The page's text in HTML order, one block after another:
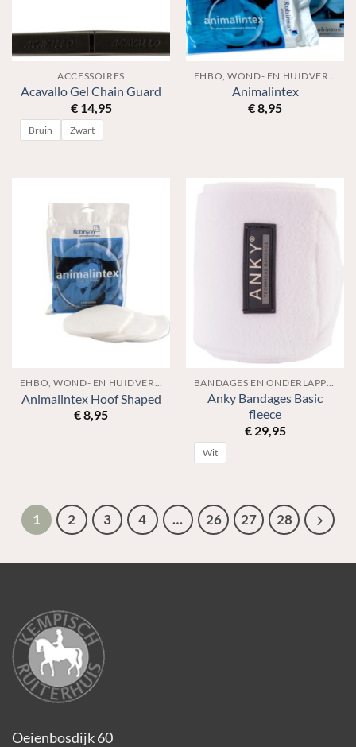
ACCESSOIRES
Acavallo Gel Chain Guard
€14,95
Bruin Zwart
Animalintex
€8,95
Animalintex Hoof Shaped
€8,95
Anky Bandages Basic
fleece
€29,95
Wit
1 2 3 4 … 26 27 28
Oeienbosdijk 60